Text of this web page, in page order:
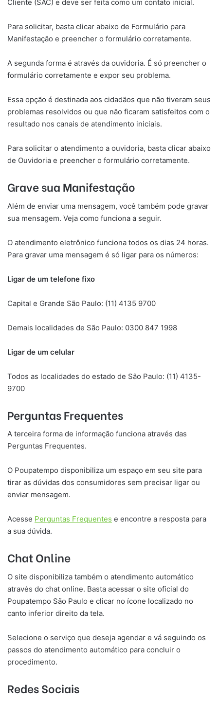
Cliente (SAC) e deve ser feita como um contato inicial.
Para solicitar, basta clicar abaixo de Formulário para
Manifestação e preencher o formulário corretamente.
A segunda forma é através da ouvidoria. É só preencher o
formulário corretamente e expor seu problema.
Essa opção é destinada aos cidadãos que não tiveram seus
problemas resolvidos ou que não ficaram satisfeitos com o
resultado nos canais de atendimento iniciais.
Para solicitar o atendimento a ouvidoria, basta clicar abaixo
de Ouvidoria e preencher o formulário corretamente.
Grave sua Manifestação
Além de enviar uma mensagem, você também pode gravar
sua mensagem. Veja como funciona a seguir.
O atendimento eletrônico funciona todos os dias 24 horas.
Para gravar uma mensagem é só ligar para os números:
Ligar de um telefone fixo
Capital e Grande São Paulo: (11) 4135 9700
Demais localidades de São Paulo: 0300 847 1998
Ligar de um celular
Todos as localidades do estado de São Paulo: (11) 4135-
9700
Perguntas Frequentes
A terceira forma de informação funciona através das
Perguntas Frequentes.
O Poupatempo disponibiliza um espaço em seu site para
tirar as dúvidas dos consumidores sem precisar ligar ou
enviar mensagem.
Acesse Perguntas Frequentes e encontre a resposta para
a sua dúvida.
Chat Online
O site disponibiliza também o atendimento automático
através do chat online. Basta acessar o site oficial do
Poupatempo São Paulo e clicar no ícone localizado no
canto inferior direito da tela.
Selecione o serviço que deseja agendar e vá seguindo os
passos do atendimento automático para concluir o
procedimento.
Redes Sociais